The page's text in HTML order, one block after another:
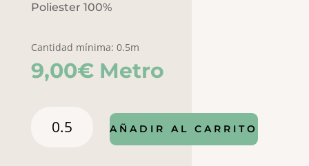
Poliester 100%
Cantidad mínima: 0.5m
9,00€ Metro
AÑADIR AL CARRITO